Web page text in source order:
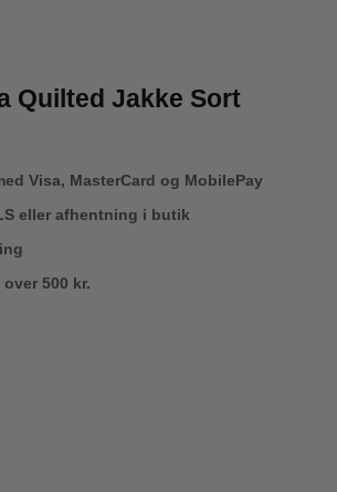
Quilted Jakke Sort
Visa, MasterCard og MobilePay
eller afhentning i butik
500 kr.